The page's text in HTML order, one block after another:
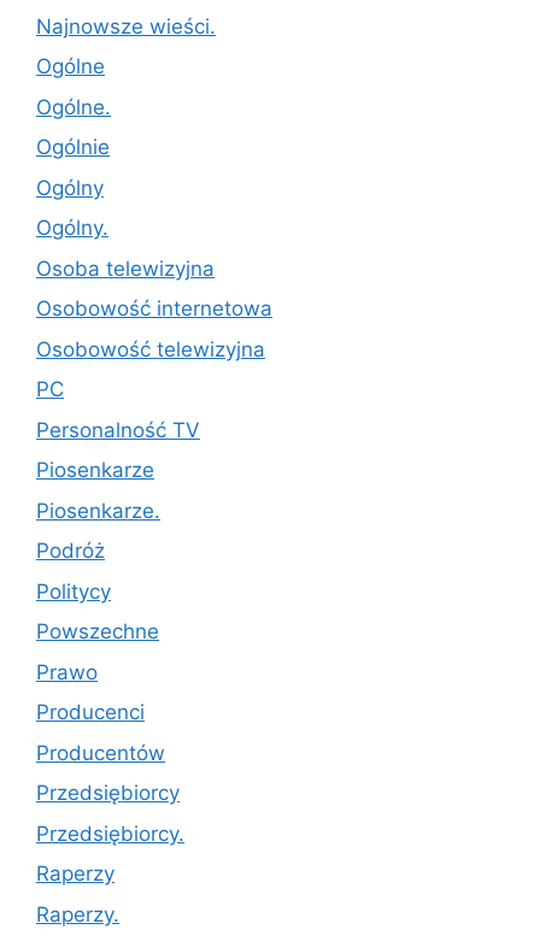
Najnowsze wieści.
Ogólne
Ogólne.
Ogólnie
Ogólny
Ogólny.
Osoba telewizyjna
Osobowość internetowa
Osobowość telewizyjna
PC
Personalność TV
Piosenkarze
Piosenkarze.
Podróż
Politycy
Powszechne
Prawo
Producenci
Producentów
Przedsiębiorcy
Przedsiębiorcy.
Raperzy
Raperzy.